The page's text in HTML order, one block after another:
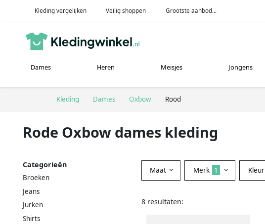
Kleding vergelijken Veilig shoppen Grootste aanbod...
Dames Heren Meisjes Jongens
Kleding Dames Oxbow Rood
Rode Oxbow dames kleding
Categorieën
Broeken
Jeans
Jurken
Shirts
Maat Merk 1 Kleur
8 resultaten: